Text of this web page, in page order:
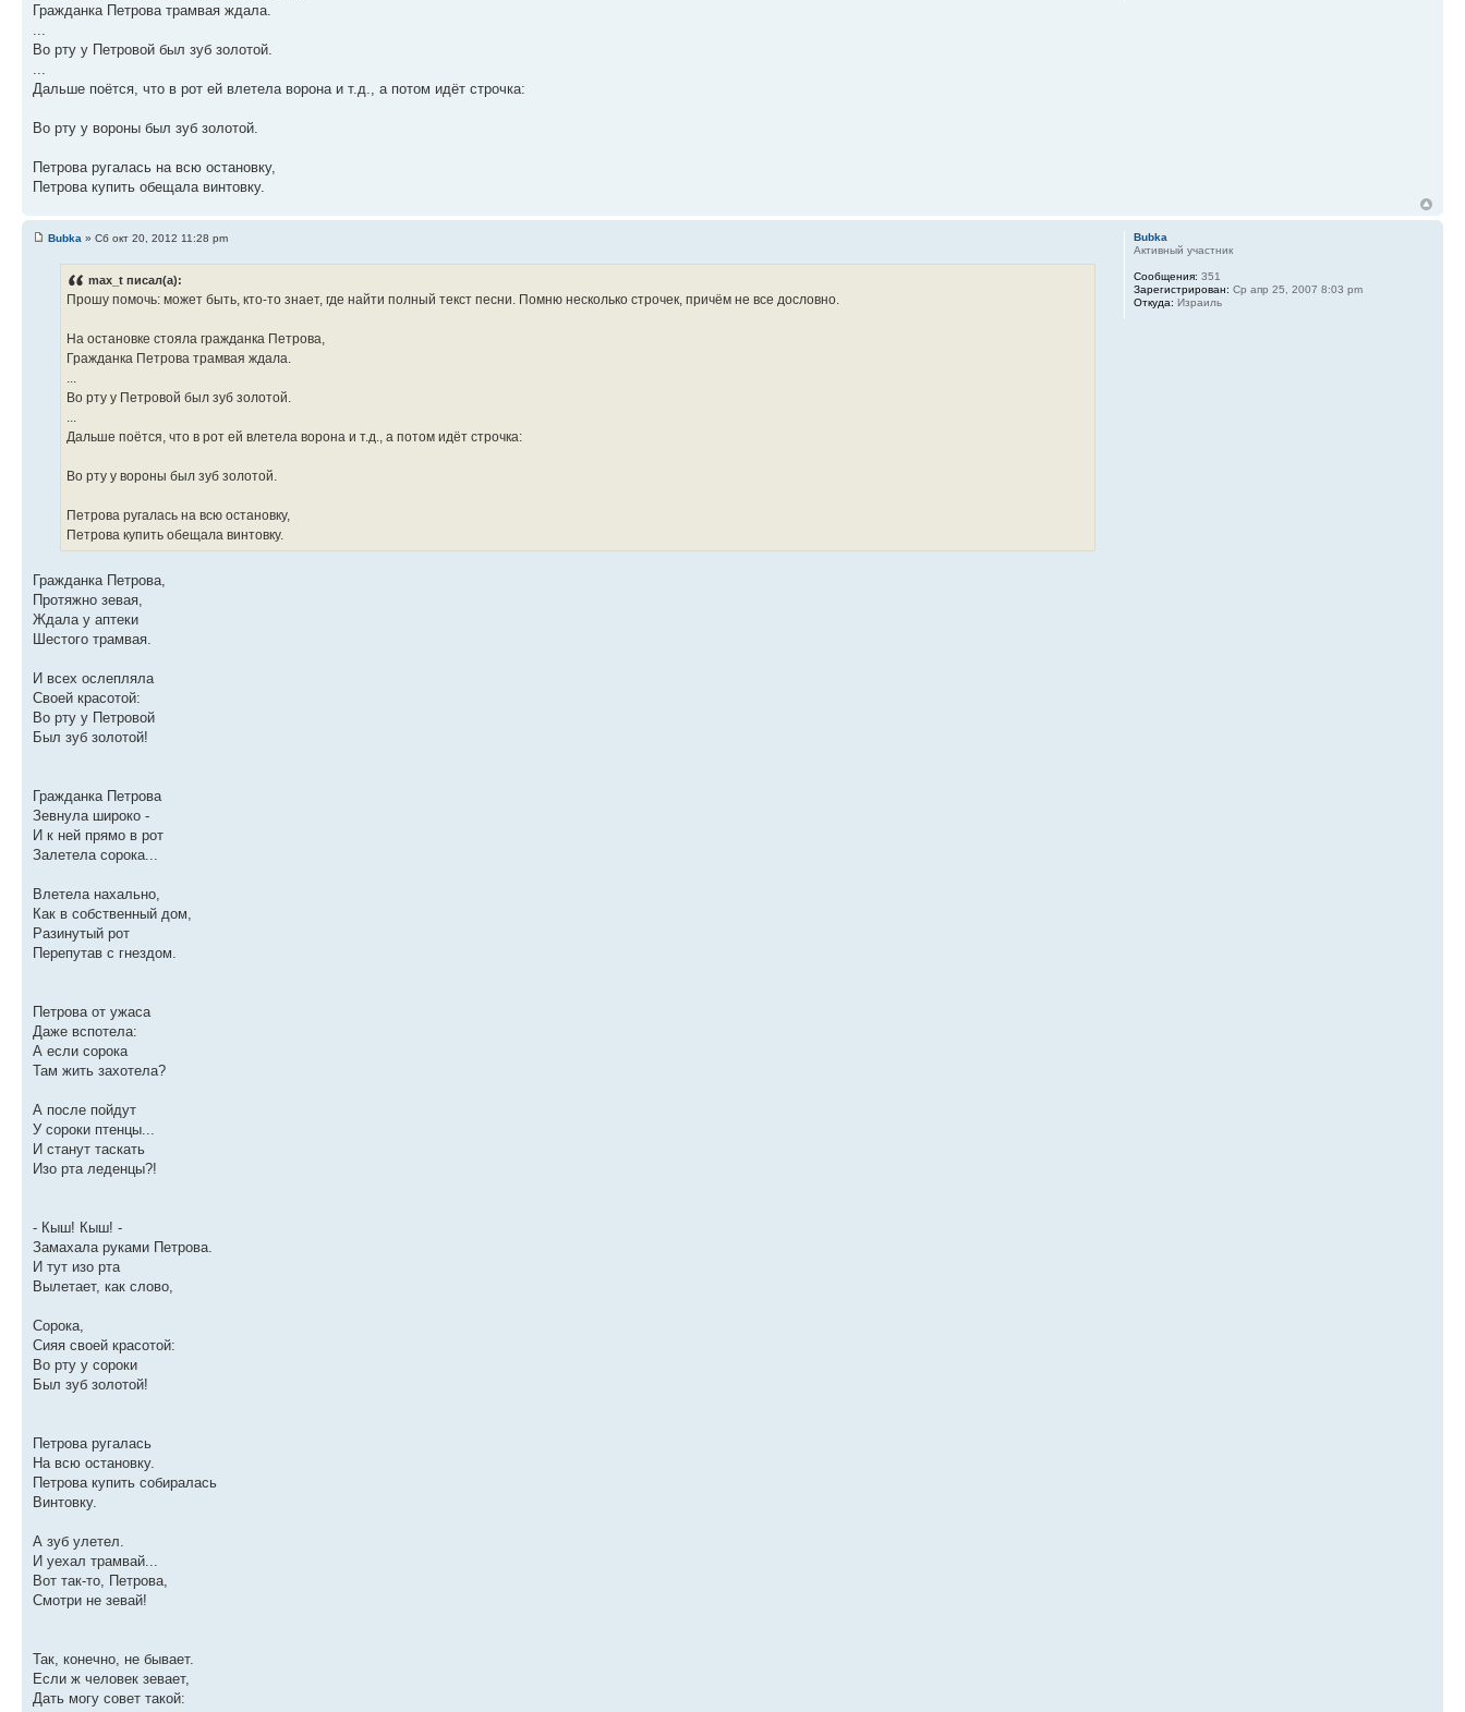
Гражданка Петрова трамвая ждала.
Во рту у Петровой был зуб золотой.
Дальше поётся, что в рот ей влетела ворона и т.д., а потом идёт строчка:
Во рту у вороны был зуб золотой.
Петрова ругалась на всю остановку,
Петрова купить обещала винтовку.
Bubka » Сб окт 20, 2012 11:28 pm
max_t писал(а):
Прошу помочь: может быть, кто-то знает, где найти полный текст песни. Помню несколько строчек, причём не все дословно.
На остановке стояла гражданка Петрова,
Гражданка Петрова трамвая ждала.
...
Во рту у Петровой был зуб золотой.
...
Дальше поётся, что в рот ей влетела ворона и т.д., а потом идёт строчка:
Во рту у вороны был зуб золотой.
Петрова ругалась на всю остановку,
Петрова купить обещала винтовку.
Гражданка Петрова,
Протяжно зевая,
Ждала у аптеки
Шестого трамвая.
И всех ослепляла
Своей красотой:
Во рту у Петровой
Был зуб золотой!
Гражданка Петрова
Зевнула широко -
И к ней прямо в рот
Залетела сорока...
Влетела нахально,
Как в собственный дом,
Разинутый рот
Перепутав с гнездом.
Петрова от ужаса
Даже вспотела:
А если сорока
Там жить захотела?
А после пойдут
У сороки птенцы...
И станут таскать
Изо рта леденцы?!
- Кыш! Кыш! -
Замахала руками Петрова.
И тут изо рта
Вылетает, как слово,
Сорока,
Сияя своей красотой:
Во рту у сороки
Был зуб золотой!
Петрова ругалась
На всю остановку.
Петрова купить собиралась
Винтовку.
А зуб улетел.
И уехал трамвай...
Вот так-то, Петрова,
Смотри не зевай!
Так, конечно, не бывает.
Если ж человек зевает,
Дать могу совет такой:
Bubka
Активный участник
Сообщения: 351
Зарегистрирован: Ср апр 25, 2007 8:03 pm
Откуда: Израиль